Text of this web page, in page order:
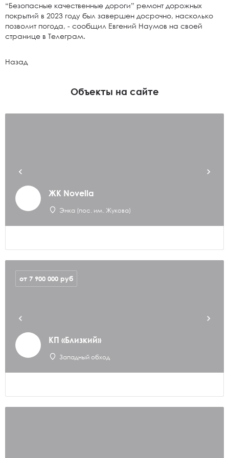
“Безопасные качественные дороги” ремонт дорожных
покрытий в 2023 году был завершен досрочно, насколько
позволит погода, - сообщил Евгений Наумов на своей
странице в Телеграм.
Назад
Объекты на сайте
ЖК Novella
Энка (пос. им. Жукова)
КП «Близкий»
Западный обход
от 7 900 000 руб